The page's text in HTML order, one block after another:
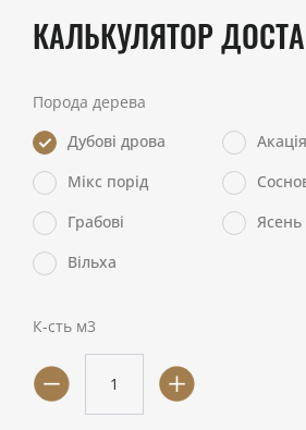
КАЛЬКУЛЯТОР
Порода дерева
Дубові дрова
Акація
Мікс порід
Грабові
Ясень
Вільха
К-сть м3